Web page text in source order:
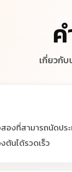
เกี่ยวกั
งที่สามารถนัดปร
ต้นได้รวดเร็ว